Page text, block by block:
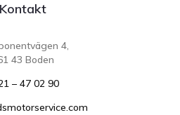
Kontakt
4,
43 Boden
– 47 02 90